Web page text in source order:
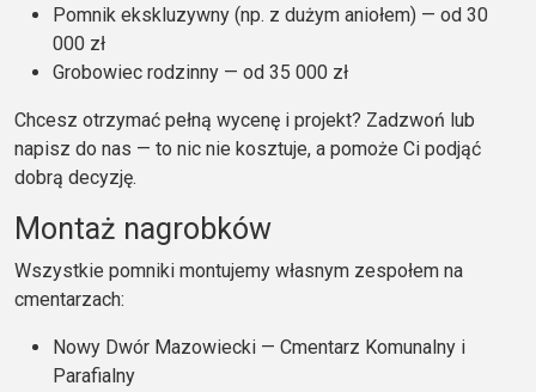
Pomnik ekskluzywny (np. z dużym aniołem) — od 30
000 zł
Grobowiec rodzinny — od 35 000 zł
Chcesz otrzymać pełną wycenę i projekt? Zadzwoń lub
napisz do nas — to nic nie kosztuje, a pomoże Ci podjąć
dobrą decyzję.
Montaż nagrobków
Wszystkie pomniki montujemy własnym zespołem na
cmentarzach:
Nowy Dwór Mazowiecki — Cmentarz Komunalny i
Parafialny